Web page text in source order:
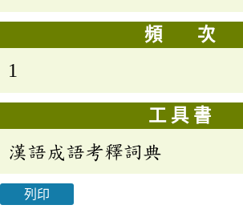
頻 次
1
工 具 書
漢語成語考釋詞典
列印